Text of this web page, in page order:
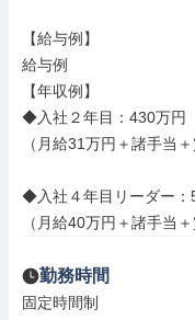
【給与例】
給与例
【年収例】
◆入社２年目：430万円
（月給31万円＋諸手当＋
◆入社４年目リーダー：
（月給40万円＋諸手当＋
勤務時間
固定時間制